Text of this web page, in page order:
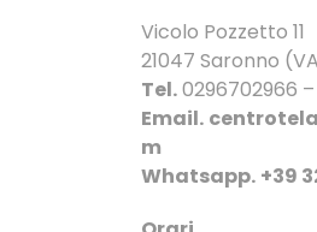
R
R
E
L
L
.
Vicolo Pozzetto 11
21047 Saronno
Tel.0296702966
Email.
m
Whatsapp. +39